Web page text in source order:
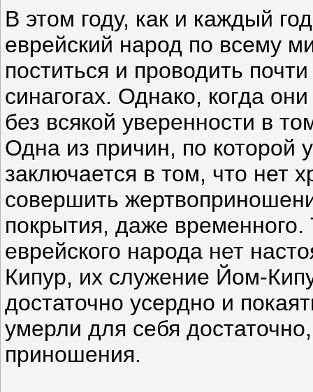
В этом году, как и каждый
еврейский народ по всему
поститься и проводить
синагогах. Однако, когда
без всякой уверенности в
Одна из причин, по которой
заключается в том, что нет
совершить
покрытия, даже временного.
еврейского народа нет
Кипур, их служение Йом-
достаточно усердно и
умерли для себя
приношения.